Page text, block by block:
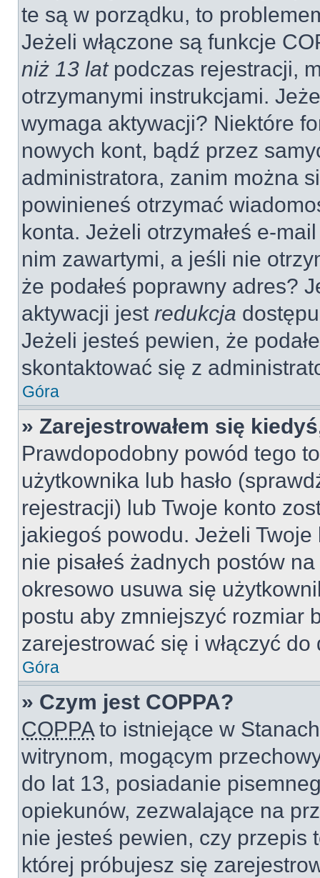
te są w porządku, to
Jeżeli włączone są funkcje
niż 13 latpodczas rejestracji,
otrzymanymi instrukcjami.
wymaga aktywacji? Niektóre
nowych kont, bądź przez
administratora, zanim można
powinieneś otrzymać
konta. Jeżeli otrzymałeś e-
nim zawartymi, a jeśli nie
że podałeś poprawny adres?
aktywacji jest redukcja
Jeżeli jesteś pewien, że
skontaktować się z
Góra
» Zarejestrowałem się
Prawdopodobny powód tego
użytkownika lub hasło
rejestracji) lub Twoje konto
jakiegoś powodu. Jeżeli
nie pisałeś żadnych postów
okresowo usuwa się
postu aby zmniejszyć rozmiar
zarejestrować się i włączyć
Góra
» Czym jest COPPA?
COPPAto istniejące w
witrynom, mogącym
do lat 13, posiadanie
opiekunów, zezwalające na
nie jesteś pewien, czy przepis
której próbujesz się